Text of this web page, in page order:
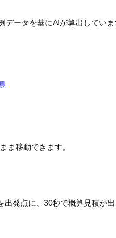
ータを基にAIが算出してい
ま移動できます。
発点に、30秒で概算見積が